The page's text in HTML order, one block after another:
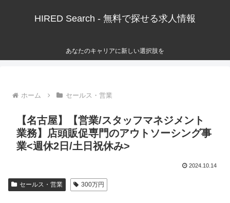
HIRED Search - 無料で探せる求人情報
あなたのキャリアに新しい選択肢を
ホーム セールス・営業
【名古屋】【営業/スタッフマネジメント
業務】店頭販促専門のアウトソーシング事
業<週休2日/土日祝休み>
2024.10.14
セールス・営業 300万円